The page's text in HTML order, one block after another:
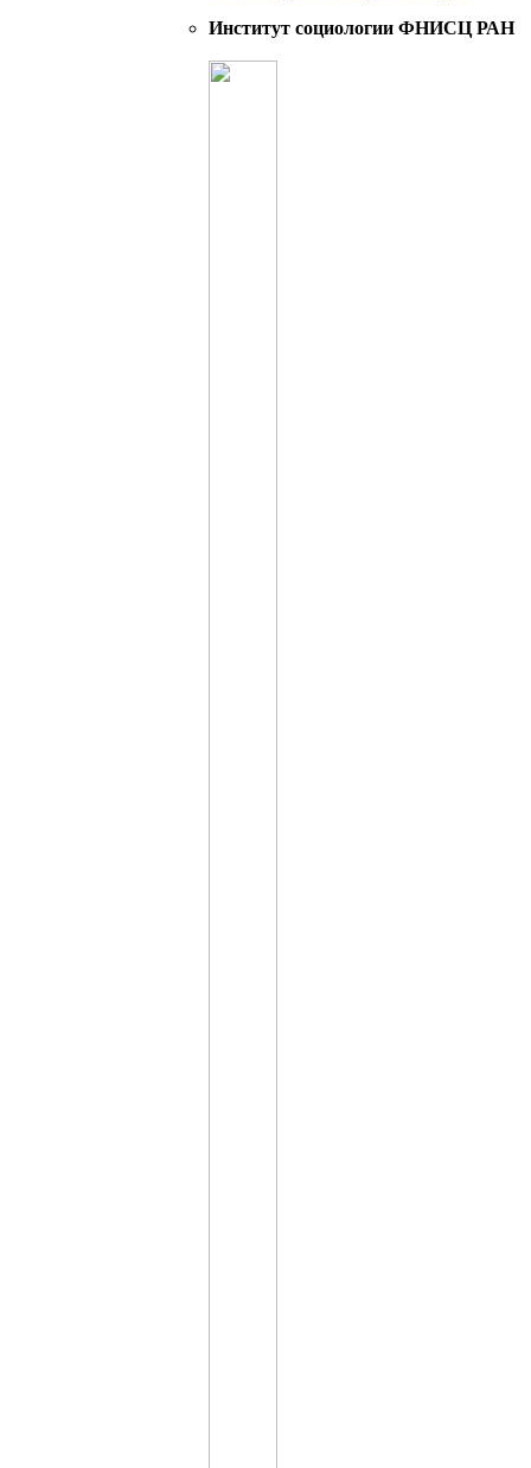
Институт социологии ФНИСЦ РАН